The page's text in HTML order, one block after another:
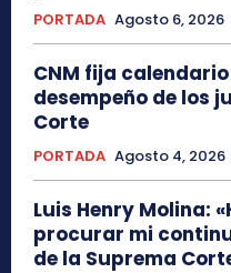
PORTADA Agosto 6, 2026
CNM fija
desempeño de los
Corte
PORTADA Agosto 4, 2026
Luis Henry Molina:
procurar mi
de la Suprema